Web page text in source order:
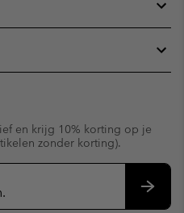
en krijg 10% korting op je
zonder korting).